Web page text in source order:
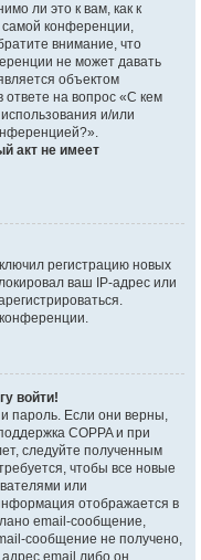
ли это к вам, как к
конференции,
внимание, что
не может давать
объектом
на вопрос «С кем
и/или
акт не имеет
регистрацию новых
ваш IP-адрес или
войти!
пароль. Если они верны,
COPPA и при
следуйте полученным
чтобы все новые
или
отображается в
email-сообщение,
сообщение не получено,
email либо он